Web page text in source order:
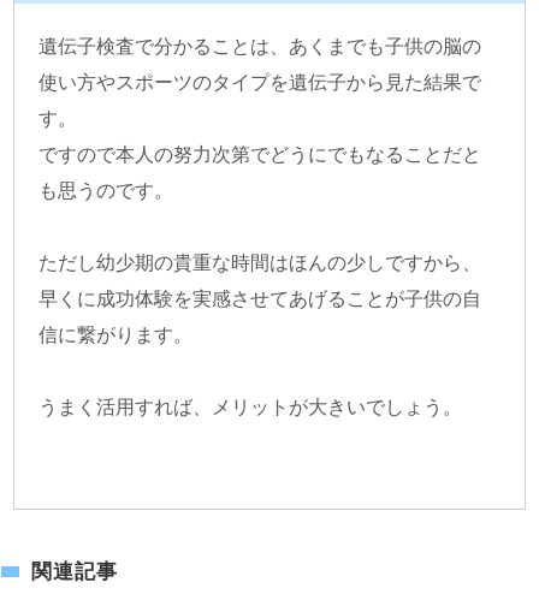
遺伝子検査で分かることは、あくまでも子供の脳の
使い方やスポーツのタイプを遺伝子から見た結果で
す。
ですので本人の努力次第でどうにでもなることだと
も思うのです。
ただし幼少期の貴重な時間はほんの少しですから、
早くに成功体験を実感させてあげることが子供の自
信に繋がります。
うまく活用すれば、メリットが大きいでしょう。
関連記事